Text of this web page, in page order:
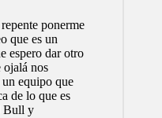
ponerme
que es un
espero dar otro
ojalá nos
equipo que
de lo que es
Bull y